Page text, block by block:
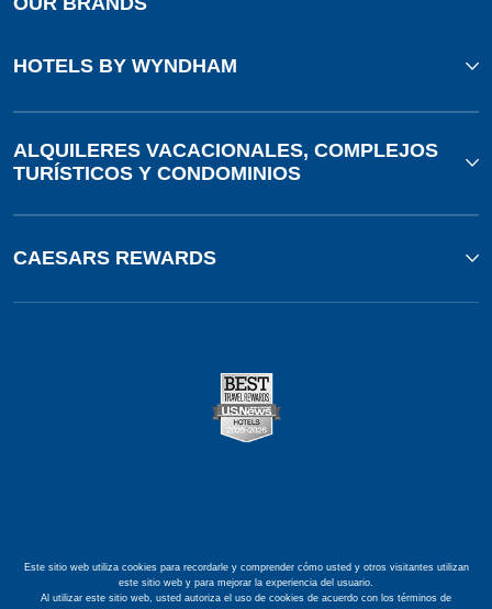
HOTELS BY WYNDHAM
ALQUILERES VACACIONALES, COMPLEJOS
TURÍSTICOS Y CONDOMINIOS
CAESARS REWARDS
Este sitio web utiliza cookies para recordarle y comprender cómo usted y otros visitantes utilizan
este sitio web y para mejorar la experiencia del usuario.
Al utilizar este sitio web, usted autoriza el uso de cookies de acuerdo con los términos de